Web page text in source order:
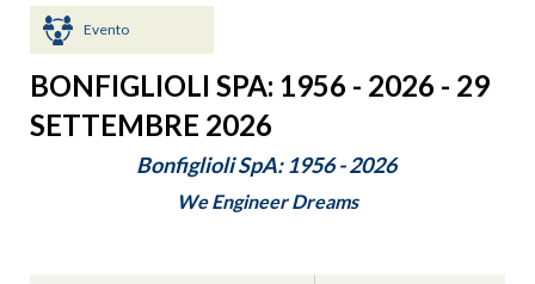
Evento
BONFIGLIOLI SPA: 1956 - 2026 - 29
SETTEMBRE 2026
Bonfiglioli SpA: 1956 - 2026
We Engineer Dreams